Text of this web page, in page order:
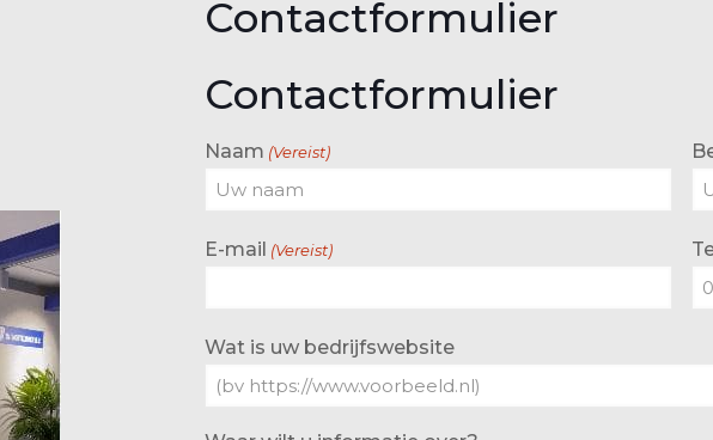
Contactformulier
Contactformulier
Naam (Vereist)
E-mail (Vereist)
Wat is uw bedrijfswebsite